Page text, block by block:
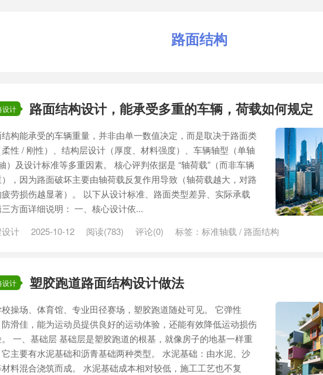
路面结构
设计 路面结构设计，能承受多重的车辆，荷载如何规定
构能承受的车辆重量，并非由单一数值决定，而是取决于路面类
性 / 刚性）、结构层设计（厚度、材料强度）、车辆轴型（单轴
）及设计标准等多重因素。 核心评判依据是 “轴荷载”（而非车辆
，因为路面破坏主要由轴荷载反复作用导致（轴荷载越大，对路
劳损伤越显著）。 以下从设计标准、路面类型差异、实际承载
方面详细说明： 一、核心设计依...
计 2025-10-12 阅读(783) 评论(0) 标签： 标准轴载 / 路面结构
设计 塑胶跑道路面结构设计做法
操场、体育馆、专业田径赛场，塑胶跑道随处可见。 它弹性
滑佳，能为运动员提供良好的运动体验，还能有效降低运动损伤
。 一、基础层 基础层是塑胶跑道的根基，就像房子的地基一样重
主要有水泥基础和沥青基础两种类型。 水泥基础：由水泥、沙
料混合浇筑而成。 水泥基础成本相对较低，施工工艺也不复